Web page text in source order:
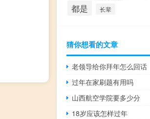
都是 长辈
猜你想看的文章
老领导给你拜年怎么回话
过年在家刷题有用吗
山西航空学院要多少分
18岁应该怎样过年